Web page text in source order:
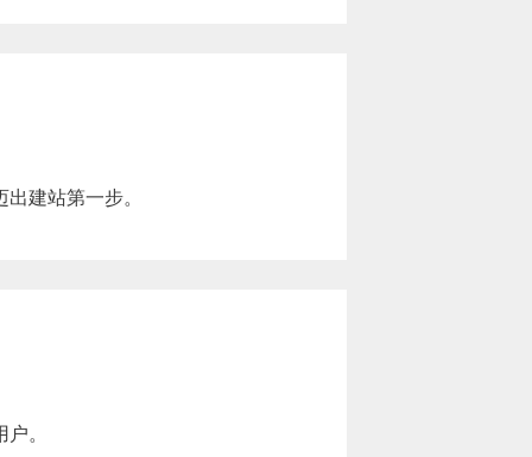
建站第一步。
。